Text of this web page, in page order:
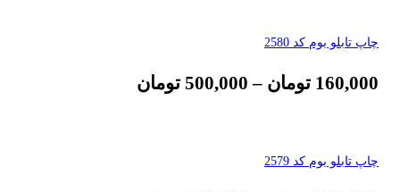
چاپ تابلو بوم کد 2580
160,000 تومان –
500,000 تومان
چاپ تابلو بوم کد 2579